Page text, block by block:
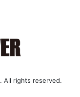
. All rights reserved.